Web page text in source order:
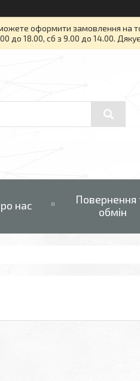
оформити замовлення на
до 18.00, сб з 9.00 до 14.00.
нас
Повернення
обмін